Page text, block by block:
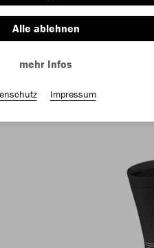
Alle ablehnen
mehr Infos
Impressum